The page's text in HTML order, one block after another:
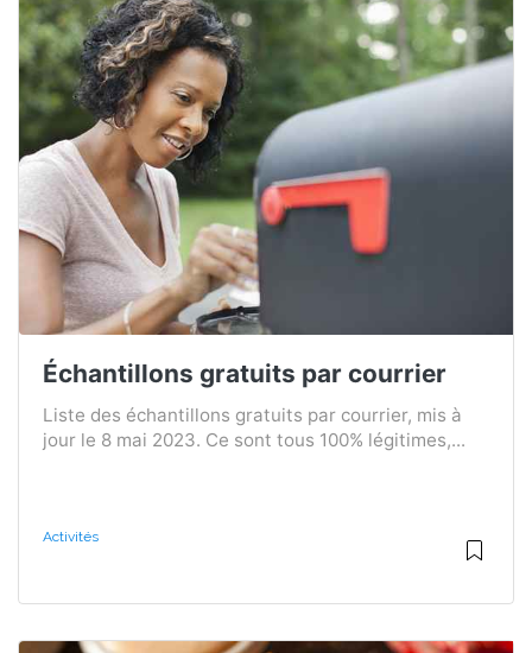
Échantillons gratuits par courrier
Liste des échantillons gratuits par courrier, mis à
jour le 8 mai 2023. Ce sont tous 100% légitimes,...
Activités